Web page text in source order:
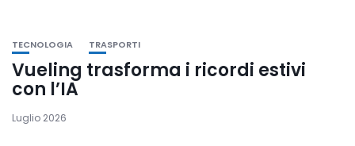
TECNOLOGIA TRASPORTI
Vueling trasforma i ricordi estivi
con l’IA
Luglio 2026